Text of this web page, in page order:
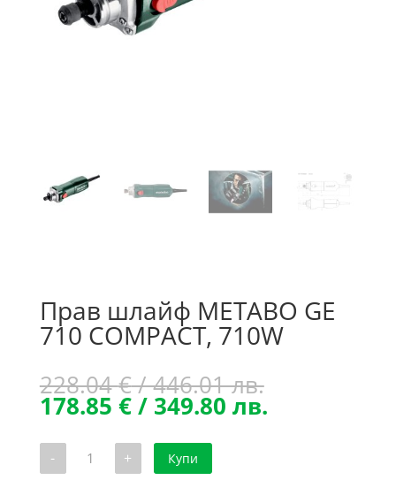
Прав шлайф METABO GE
710 COMPACT, 710W
228.04€/ 446.01 лв.Original
price
was:
178.85 €/ 349.80 лв.Текущата
цена
- количество
+ Купи